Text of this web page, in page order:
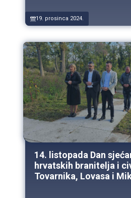
19. prosinca 2024.
14. listopada Dan
hrvatskih branitelja i
Tovarnika, Lovasa i